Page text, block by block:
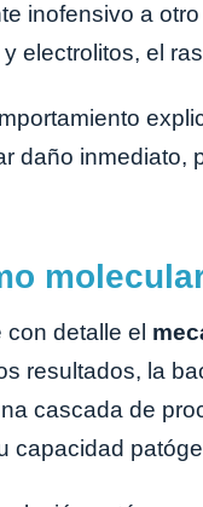
inofensivo a
electrolitos, el
daño inmediato,
detalle el
resultados, la
cascada de
capacidad